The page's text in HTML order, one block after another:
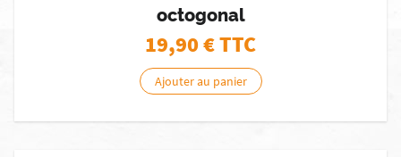
octogonal
19,90€ TTC
Ajouter au panier